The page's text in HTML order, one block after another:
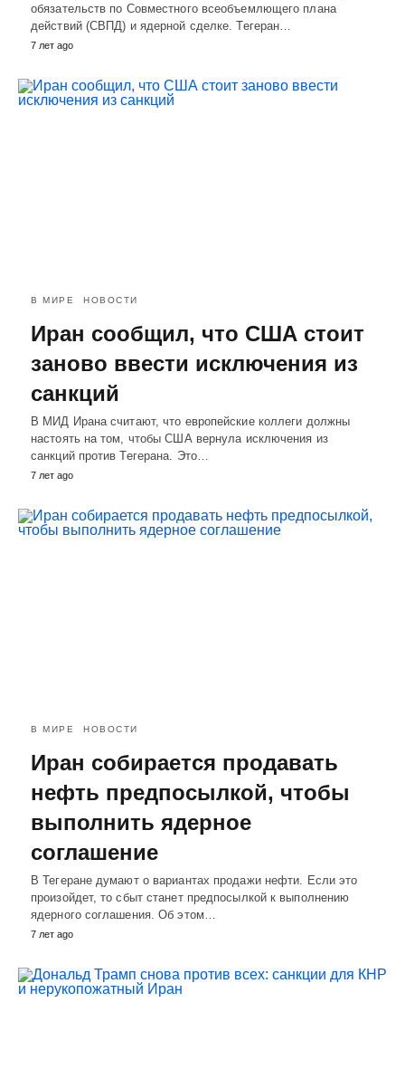
обязательств по Совместного всеобъемлющего плана
действий (СВПД) и ядерной сделке. Тегеран…
7 лет ago
В МИРЕ НОВОСТИ
Иран сообщил, что США стоит
заново ввести исключения из
санкций
В МИД Ирана считают, что европейские коллеги должны
настоять на том, чтобы США вернула исключения из
санкций против Тегерана. Это…
7 лет ago
В МИРЕ НОВОСТИ
Иран собирается продавать
нефть предпосылкой, чтобы
выполнить ядерное
соглашение
В Тегеране думают о вариантах продажи нефти. Если это
произойдет, то сбыт станет предпосылкой к выполнению
ядерного соглашения. Об этом…
7 лет ago